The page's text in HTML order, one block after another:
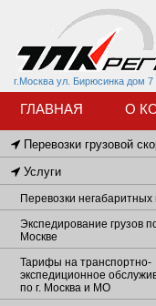
г.Москва ул. Бирюсинка дом 7
ГЛАВНАЯ О
Перевозки грузовой
Услуги
Перевозки негабаритных
Экспедирование грузов
Москве
Тарифы на транспортно-
экспедиционное
по г. Москва и МО